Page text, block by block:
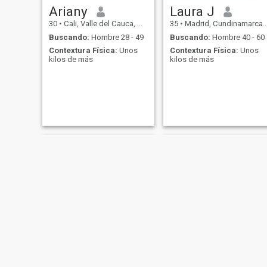
Ariany
30 • Cali, Valle del Cauca, Colombia
Buscando: Hombre 28 - 49
Contextura Física: Unos
kilos de más
Laura J
35 • Madrid, Cundinamarca, Colombia
Buscando: Hombre 40 - 60
Contextura Física: Unos
kilos de más